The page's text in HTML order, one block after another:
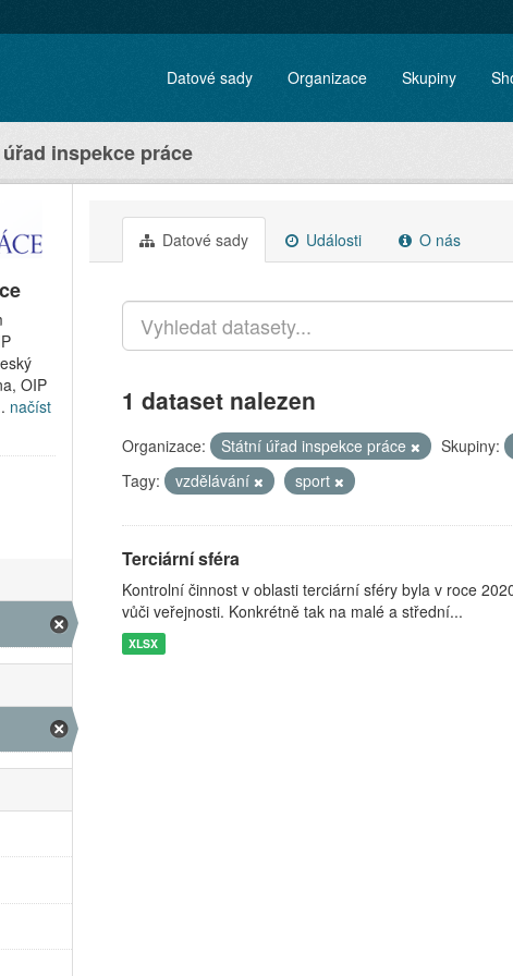
Datové sady Organizace Skupiny
inspekce práce
OIP
načíst
Datové sady Události O nás
1 dataset nalezen
Organizace: Státní úřad inspekce práce Skupiny:
Tagy:
vzdělávání sport
Terciární sféra
Kontrolní činnost v oblasti terciární sféry byla v roce
vůči veřejnosti. Konkrétně tak na malé a střední...
XLSX